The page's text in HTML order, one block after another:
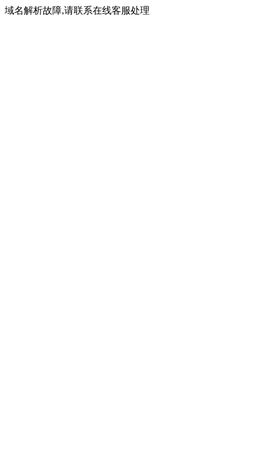
域名解析故障,请联系在线客服处理